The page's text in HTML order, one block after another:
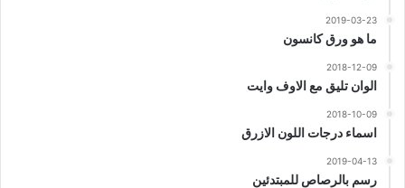
2019-03-23
ما هو ورق كانسون
2018-12-09
الوان تليق مع الاوف وايت
2018-10-09
اسماء درجات اللون الازرق
2019-04-13
رسم بالرصاص للمبتدئين